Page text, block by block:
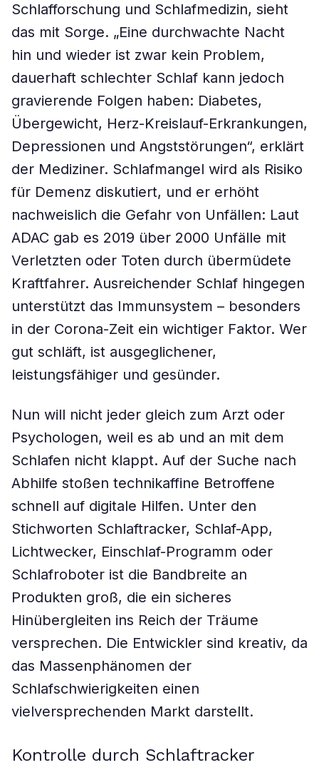
Schlafforschung und Schlafmedizin, sieht
das mit Sorge. „Eine durchwachte Nacht
hin und wieder ist zwar kein Problem,
dauerhaft schlechter Schlaf kann jedoch
gravierende Folgen haben: Diabetes,
Übergewicht, Herz-Kreislauf-Erkrankungen,
Depressionen und Angststörungen“, erklärt
der Mediziner. Schlafmangel wird als Risiko
für Demenz diskutiert, und er erhöht
nachweislich die Gefahr von Unfällen: Laut
ADAC gab es 2019 über 2000 Unfälle mit
Verletzten oder Toten durch übermüdete
Kraftfahrer. Ausreichender Schlaf hingegen
unterstützt das Immunsystem – besonders
in der Corona-Zeit ein wichtiger Faktor. Wer
gut schläft, ist ausgeglichener,
leistungsfähiger und gesünder.
Nun will nicht jeder gleich zum Arzt oder
Psychologen, weil es ab und an mit dem
Schlafen nicht klappt. Auf der Suche nach
Abhilfe stoßen technikaffine Betroffene
schnell auf digitale Hilfen. Unter den
Stichworten Schlaftracker, Schlaf-App,
Lichtwecker, Einschlaf-Programm oder
Schlafroboter ist die Bandbreite an
Produkten groß, die ein sicheres
Hinübergleiten ins Reich der Träume
versprechen. Die Entwickler sind kreativ, da
das Massenphänomen der
Schlafschwierigkeiten einen
vielversprechenden Markt darstellt.
Kontrolle durch Schlaftracker